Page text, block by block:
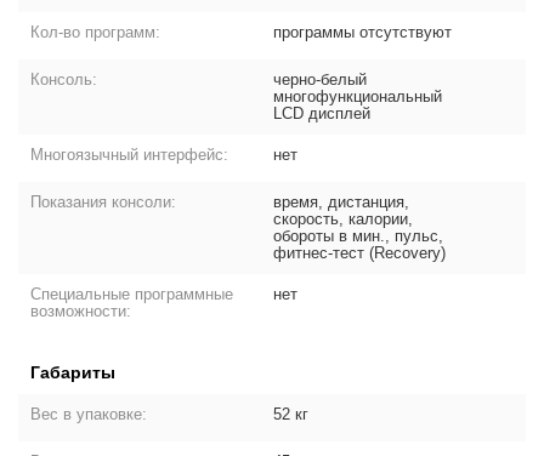
Кол-во программ: программы отсутствуют
Консоль:
черно-белый
многофункциональный
LCD дисплей
Многоязычный интерфейс: нет
Показания консоли:
время, дистанция,
скорость, калории,
обороты в мин., пульс,
фитнес-тест (Recovery)
Специальные программные
возможности:
нет
Габариты
Вес в упаковке: 52 кг